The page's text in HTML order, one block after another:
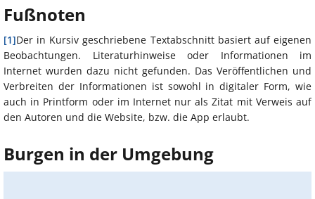
Fußnoten
[1]Der in Kursiv geschriebene Textabschnitt basiert auf eigenen
Beobachtungen. Literaturhinweise oder Informationen im
Internet wurden dazu nicht gefunden. Das Veröffentlichen und
Verbreiten der Informationen ist sowohl in digitaler Form, wie
auch in Printform oder im Internet nur als Zitat mit Verweis auf
den Autoren und die Website, bzw. die App erlaubt.
Burgen in der Umgebung